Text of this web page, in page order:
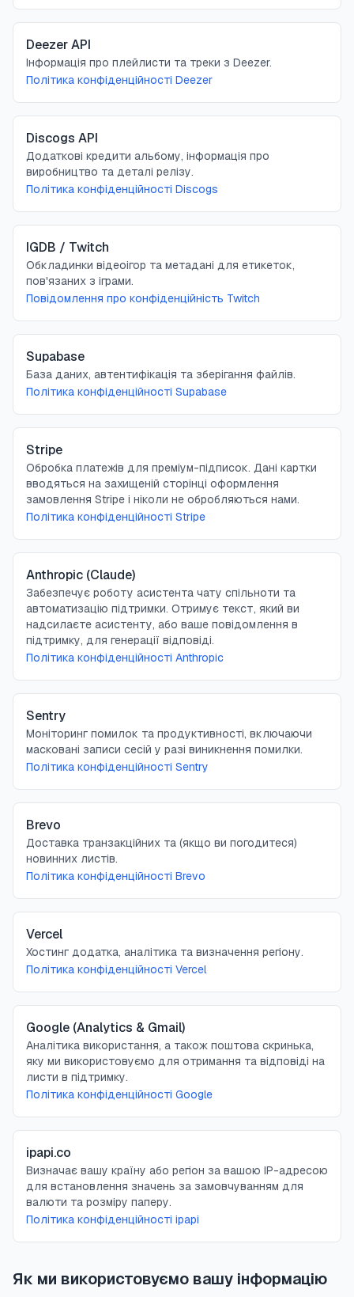
Deezer API
Інформація про плейлисти та треки з Deezer.
Політика конфіденційності Deezer
Discogs API
Додаткові кредити альбому, інформація про
виробництво та деталі релізу.
Політика конфіденційності Discogs
IGDB / Twitch
Обкладинки відеоігор та метадані для етикеток,
пов'язаних з іграми.
Повідомлення про конфіденційність Twitch
Supabase
База даних, автентифікація та зберігання файлів.
Політика конфіденційності Supabase
Stripe
Обробка платежів для преміум-підписок. Дані картки
вводяться на захищеній сторінці оформлення
замовлення Stripe і ніколи не обробляються нами.
Політика конфіденційності Stripe
Anthropic (Claude)
Забезпечує роботу асистента чату спільноти та
автоматизацію підтримки. Отримує текст, який ви
надсилаєте асистенту, або ваше повідомлення в
підтримку, для генерації відповіді.
Політика конфіденційності Anthropic
Sentry
Моніторинг помилок та продуктивності, включаючи
масковані записи сесій у разі виникнення помилки.
Політика конфіденційності Sentry
Brevo
Доставка транзакційних та (якщо ви погодитеся)
новинних листів.
Політика конфіденційності Brevo
Vercel
Хостинг додатка, аналітика та визначення регіону.
Політика конфіденційності Vercel
Google (Analytics & Gmail)
Аналітика використання, а також поштова скринька,
яку ми використовуємо для отримання та відповіді на
листи в підтримку.
Політика конфіденційності Google
ipapi.co
Визначає вашу країну або регіон за вашою IP-адресою
для встановлення значень за замовчуванням для
валюти та розміру паперу.
Політика конфіденційності ipapi
Як ми використовуємо вашу інформацію